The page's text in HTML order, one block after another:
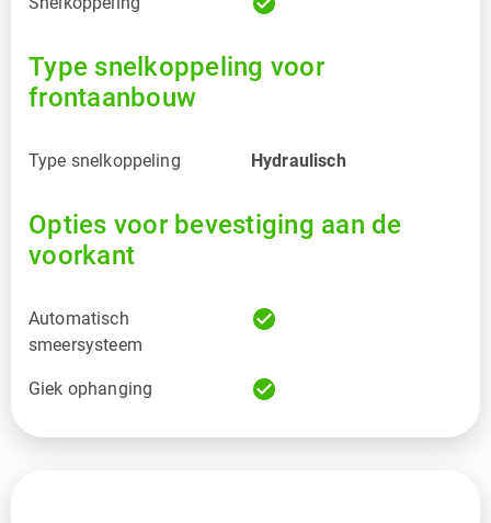
Type snelkoppeling voor
frontaanbouw
Type snelkoppeling Hydraulisch
Opties voor bevestiging aan de
voorkant
Automatisch
smeersysteem
check_circle
Giek ophanging check_circle